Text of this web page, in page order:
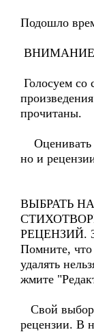
Подошло
Голосуем со
прочитаны.
Оценивать
но и
ВЫБРАТЬ
РЕЦЕНЗИЙ. За
Помните, что
удалять
жмите
Свой выбор
рецензии. В